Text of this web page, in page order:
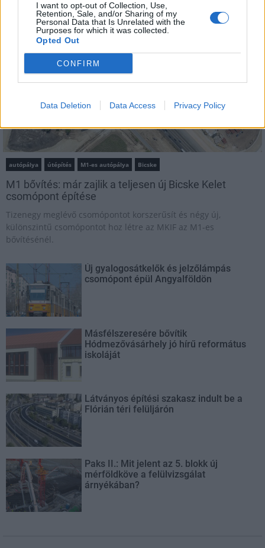
I want to opt-out of Collection, Use,
Retention, Sale, and/or Sharing of my
Personal Data that Is Unrelated with the
Purposes for which it was collected.
Opted Out
CONFIRM
Data Deletion Data Access Privacy Policy
autópálya útépítés M1-es autópálya Bicske
M1 bővítés: már zajlik a teljesen új Bicske Kelet
csomópont építése
Tizenegy meglévő csomópontot korszerűsít és négy új,
különszintű csomópontot hoz létre az MKIF az M1-es
bővítésénél.
Új gyalogosátkelők és jelzőlámpás
csomópont épül Angyalföldön
Másfélszeresére bővítik
Hódmezővásárhely jó hírű református
iskoláját
Látványos építési szakasz indult be a
Flórián téri felüljárón
Paks II.: Mit jelent az 5. blokk új
mérföldköve a felülvizsgálat
árnyékában?